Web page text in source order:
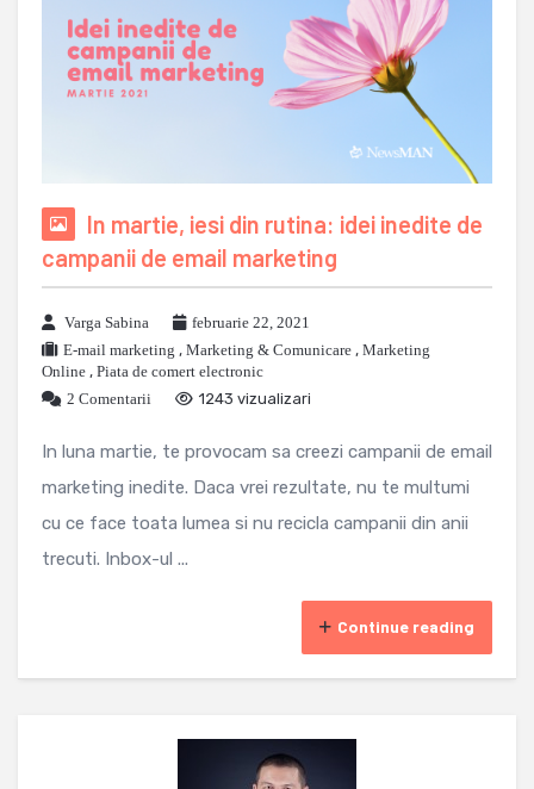
In martie, iesi din rutina: idei inedite de
campanii de email marketing
Varga Sabina
februarie 22, 2021
E-mail marketing , Marketing & Comunicare , Marketing
Online , Piata de comert electronic
2 Comentarii
1243 vizualizari
In luna martie, te provocam sa creezi campanii de email
marketing inedite. Daca vrei rezultate, nu te multumi
cu ce face toata lumea si nu recicla campanii din anii
trecuti. Inbox-ul ...
Continue reading